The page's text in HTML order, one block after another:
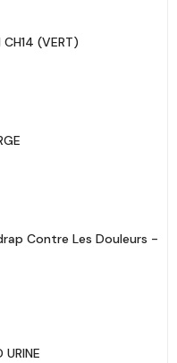
CH14 (VERT)
Contre Les Douleurs -
URINE